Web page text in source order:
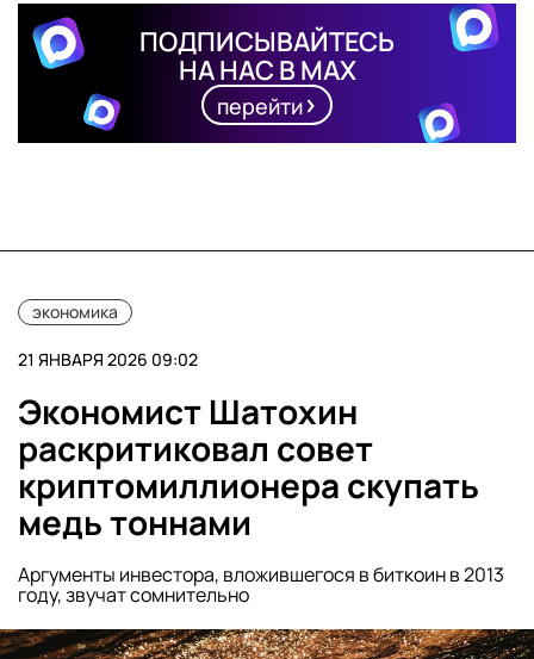
ПОДПИСЫВАЙТЕСЬ
НА НАС В MAX
перейти
экономика
21 ЯНВАРЯ 2026 09:02
Экономист Шатохин
раскритиковал совет
криптомиллионера скупать
медь тоннами
Аргументы инвестора, вложившегося в биткоин в 2013
году, звучат сомнительно